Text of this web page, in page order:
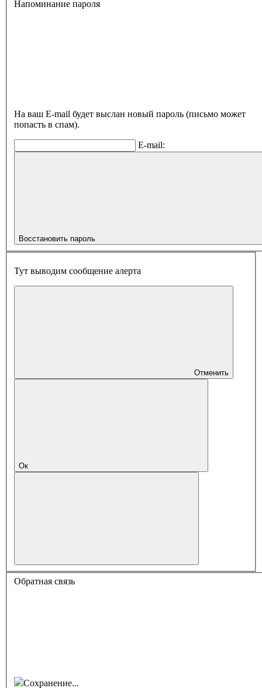
Напоминание пароля
На ваш E-mail будет выслан новый пароль (письмо может
попасть в спам).
E-mail:
Восстановить пароль
Тут выводим сообщение алерта
Отменить
Ок
Обратная связь
Сохранение...